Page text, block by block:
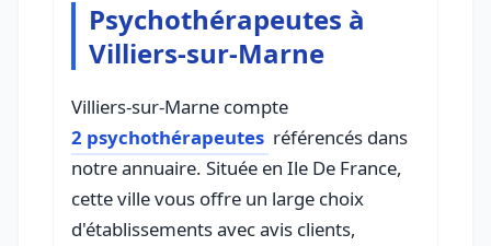
Psychothérapeutes à
Villiers-sur-Marne
Villiers-sur-Marne compte
2 psychothérapeutes référencés dans
notre annuaire. Située en Ile De France,
cette ville vous offre un large choix
d'établissements avec avis clients,